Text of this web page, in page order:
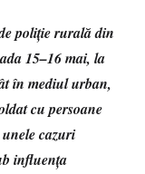
poliție rurală din
15–16 mai, la
în mediul urban,
cu persoane
cazuri
influența